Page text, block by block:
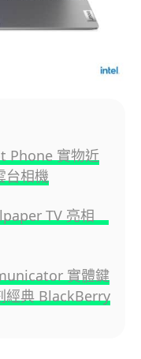
Phone 實物近
台相機
TV 亮相
實體鍵
經典 BlackBerry